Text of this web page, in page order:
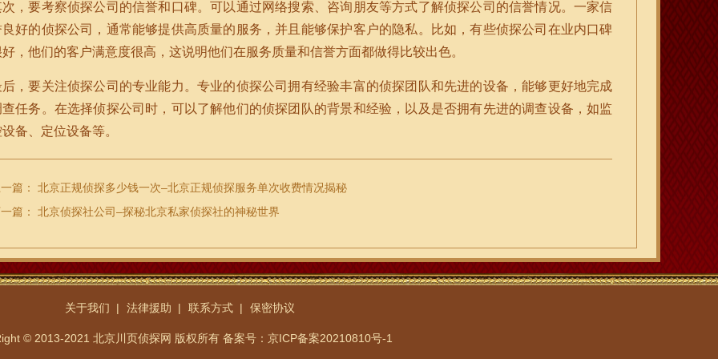
次，要考察侦探公司的信誉和口碑。可以通过网络搜索、咨询朋友等方式了解侦探公司的信誉情况。一家信
良好的侦探公司，通常能够提供高质量的服务，并且能够保护客户的隐私。比如，有些侦探公司在业内口碑
，他们的客户满意度很高，这说明他们在服务质量和信誉方面都做得比较出色。
后，要关注侦探公司的专业能力。专业的侦探公司拥有经验丰富的侦探团队和先进的设备，能够更好地完成
查任务。在选择侦探公司时，可以了解他们的侦探团队的背景和经验，以及是否拥有先进的调查设备，如监
备、定位设备等。
篇：
北京正规侦探多少钱一次–北京正规侦探服务单次收费情况揭秘
篇：
北京侦探社公司–探秘北京私家侦探社的神秘世界
关于我们 法律援助 联系方式 保密协议
© 2013-2021 北京川页侦探网 版权所有 备案号：京ICP备案20210810号-1